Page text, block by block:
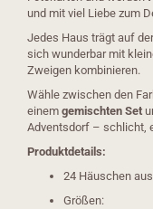
und mit viel Liebe zum
Jedes Haus trägt auf
sich wunderbar mit
Zweigen kombinieren.
Wähle zwischen den
einem gemischten Set
Adventsdorf – schlicht,
Produktdetails:
24 Häuschen
Größen: